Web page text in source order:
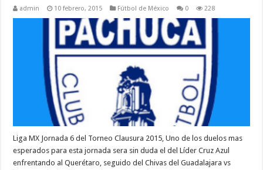
admin 10 febrero, 2015 Fútbol de México 0 228
Liga MX Jornada 6 del Torneo Clausura 2015, Uno de los duelos mas
esperados para esta jornada sera sin duda el del Líder Cruz Azul
enfrentando al Querétaro, seguido del Chivas del Guadalajara vs